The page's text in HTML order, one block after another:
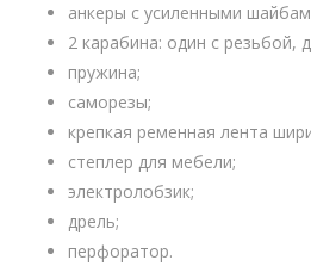
анкеры с усиленными
2 карабина: один с резьбой,
пружина;
саморезы;
крепкая ременная лента
степлер для мебели;
электролобзик;
дрель;
перфоратор.